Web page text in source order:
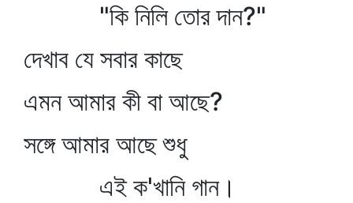
"কি নিলি তোর দান?"
দেখাব যে সবার কাছে
এমন আমার কী বা আছে?
সঙ্গে আমার আছে শুধু
এই ক'খানি গান।